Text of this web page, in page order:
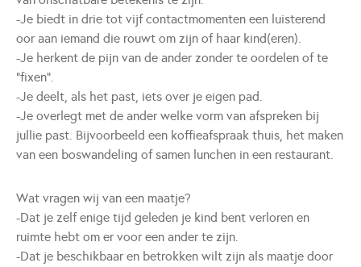
-Je biedt in drie tot vijf contactmomenten een luisterend
oor aan iemand die rouwt om zijn of haar kind(eren).
-Je herkent de pijn van de ander zonder te oordelen of te
“fixen”.
-Je deelt, als het past, iets over je eigen pad.
-Je overlegt met de ander welke vorm van afspreken bij
jullie past. Bijvoorbeeld een koffieafspraak thuis, het maken
van een boswandeling of samen lunchen in een restaurant.
Wat vragen wij van een maatje?
-Dat je zelf enige tijd geleden je kind bent verloren en
ruimte hebt om er voor een ander te zijn.
-Dat je beschikbaar en betrokken wilt zijn als maatje door